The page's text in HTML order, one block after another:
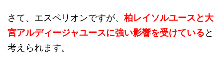
さて、エスペリオンですが、柏レイソルユースと大
宮アルディージャユースに強い影響を受けていると
考えられます。